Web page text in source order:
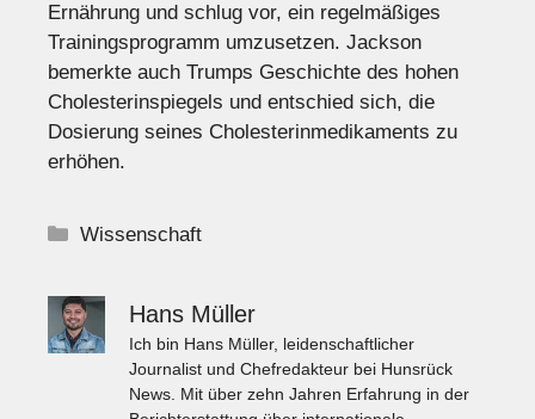
Ernährung und schlug vor, ein regelmäßiges
Trainingsprogramm umzusetzen. Jackson
bemerkte auch Trumps Geschichte des hohen
Cholesterinspiegels und entschied sich, die
Dosierung seines Cholesterinmedikaments zu
erhöhen.
Kategorien
Wissenschaft
Hans Müller
Ich bin Hans Müller, leidenschaftlicher
Journalist und Chefredakteur bei Hunsrück
News. Mit über zehn Jahren Erfahrung in der